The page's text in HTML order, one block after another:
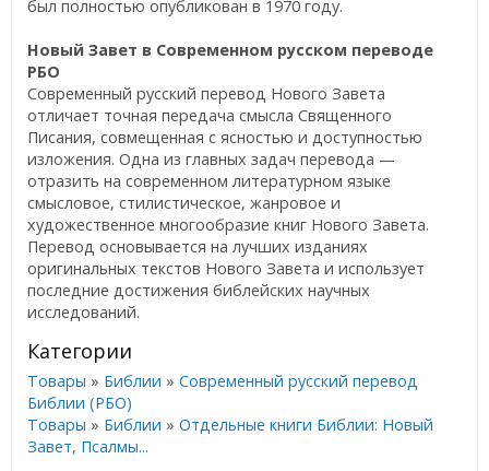
был полностью опубликован в 1970 году.
Новый Завет в Современном русском переводе
РБО
Современный русский перевод Нового Завета
отличает точная передача смысла Священного
Писания, совмещенная с ясностью и доступностью
изложения. Одна из главных задач перевода —
отразить на современном литературном языке
смысловое, стилистическое, жанровое и
художественное многообразие книг Нового Завета.
Перевод основывается на лучших изданиях
оригинальных текстов Нового Завета и использует
последние достижения библейских научных
исследований.
Категории
Товары » Библии »Современный русский перевод
Библии (РБО)
Товары » Библии »Отдельные книги Библии: Новый
Завет, Псалмы...